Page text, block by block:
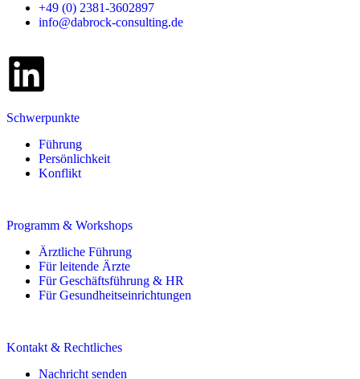
+49 (0) 2381-3602897
info@dabrock-consulting.de
Schwerpunkte
Führung
Persönlichkeit
Konflikt
Programm & Workshops
Ärztliche Führung
Für leitende Ärzte
Für Geschäftsführung & HR
Für Gesundheitseinrichtungen
Kontakt & Rechtliches
Nachricht senden